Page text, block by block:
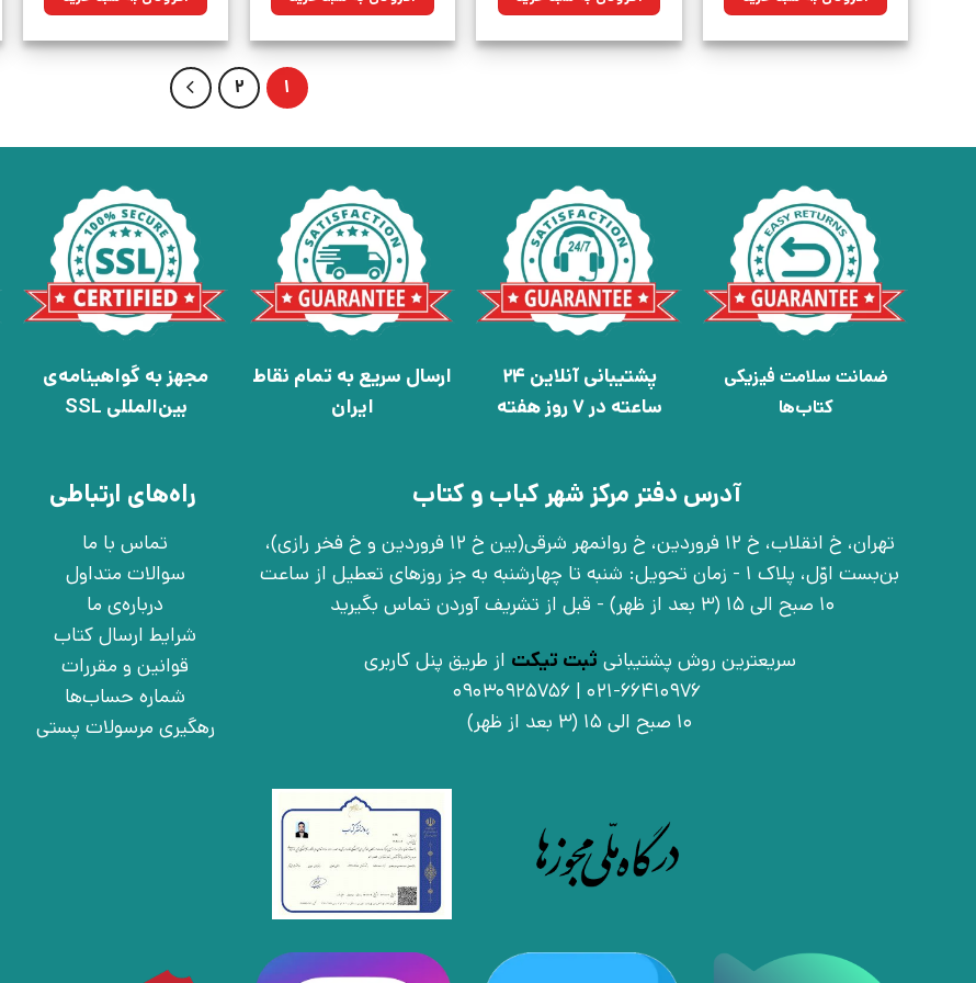
بود. بود. بود. بود.
1
2
ضمانت سلامت فیزیکی
کتاب‌ها
پشتیبانی آنلاین 24
ساعته در 7 روز هفته
ارسال سریع به تمام نقاط
ایران
مجهز به گواهینامه‌ی
بین‌المللی SSL
آدرس دفتر مرکز شهر کباب و کتاب
تهران، خ انقلاب، خ 12 فروردین، خ روانمهر شرقی(بین خ 12 فروردین و خ فخر رازی)،
بن‌بست اوّل، پلاک 1 - زمان تحویل: شنبه تا چهارشنبه به جز روزهای تعطیل از ساعت
10 صبح الی 15 (3 بعد از ظهر) - قبل از تشریف آوردن تماس بگیرید
سریعترین روش پشتیبانی ثبت تیکت از طریق پنل کاربری
10 صبح الی 15 (3 بعد از ظهر)
راه‌های ارتباطی
تماس با ما
سوالات متداول
درباره‌ی ما
شرایط ارسال کتاب
قوانین و مقررات
شماره حساب‌ها
رهگیری مرسولات پستی